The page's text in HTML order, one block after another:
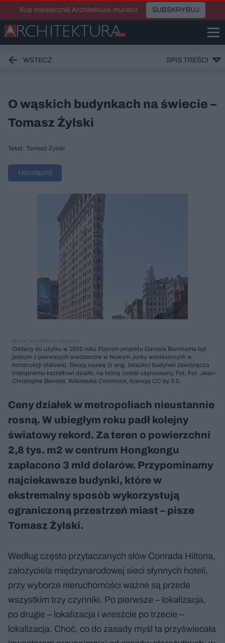
Kup miesięcznik Architektura-murator SUBSKRYBUJ
WSTECZ SPIS TREŚCI
O wąskich budynkach na świecie –
Tomasz Żylski
Tekst: Tomasz Żylski
Udostępnij
Autor: Archiwum serwisu
Oddany do użytku w 1902 roku Flatiron projektu Daniela Burnhama był
jednym z pierwszych wieżowców w Nowym Jorku wzniesionych w
konstrukcji stalowej. Swoją nazwę (z ang. żelazko) budynek zawdzięcza
trójkątnemu kształtowi działki, na której został usytuowany. Fot. Fot. Jean-
Christophe Benoist, Wikimedia Commons, licencja CC by 3.0.
Ceny działek w metropoliach nieustannie
rosną. W ubiegłym roku padł kolejny
światowy rekord. Za teren o powierzchni
2,8 tys. m2 w centrum Hongkongu
zapłacono 3 mld dolarów. Przypominamy
najciekawsze budynki, które w
ekstremalny sposób wykorzystują
ograniczoną przestrzeń miast – pisze
Tomasz Żylski.
Według często przytaczanych słów Conrada Hiltona,
założyciela międzynarodowej sieci słynnych hoteli,
przy wyborze nieruchomości ważne są przede
wszystkim trzy czynniki. Po pierwsze – lokalizacja,
po drugie – lokalizacja i wreszcie po trzecie –
lokalizacja. Choć, co do zasady myśl ta przyświecała